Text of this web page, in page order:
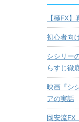
【極FX
初心者向
シシリー
らすじ徹
映画『シ
アの実話
岡安流FX